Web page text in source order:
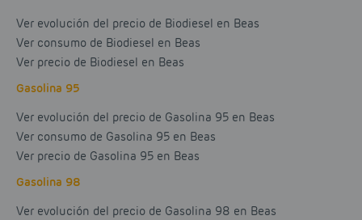
Ver evolución del precio de Biodiesel en Beas
Ver consumo de Biodiesel en Beas
Ver precio de Biodiesel en Beas
Gasolina 95
Ver evolución del precio de Gasolina 95 en Beas
Ver consumo de Gasolina 95 en Beas
Ver precio de Gasolina 95 en Beas
Gasolina 98
Ver evolución del precio de Gasolina 98 en Beas